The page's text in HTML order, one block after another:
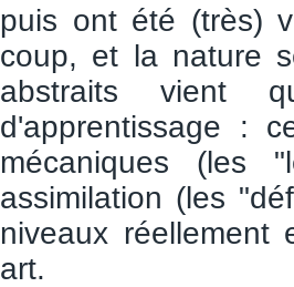
puis ont été (très)
coup, et la nature
abstraits vient
d'apprentissage :
mécaniques (les
assimilation (les
niveaux réellement
art.